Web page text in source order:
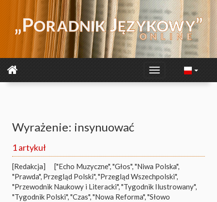
Wyrażenie: insynuować
1 artykuł
[Redakcja]
["Echo Muzyczne", "Głos", "Niwa Polska",
"Prawda", Przegląd Polski", "Przegląd Wszechpolski",
"Przewodnik Naukowy i Literacki", "Tygodnik Ilustrowany",
"Tygodnik Polski", "Czas", "Nowa Reforma", "Słowo